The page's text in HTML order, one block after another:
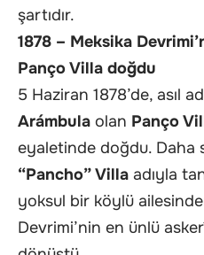
şartıdır.
1878 – Meksika
Panço Villa doğdu
5 Haziran 1878’de, asıl
Arámbula olan Panço
eyaletinde doğdu. Daha
“Pancho” Villa adıyla
yoksul bir köylü
Devrimi’nin en ünlü